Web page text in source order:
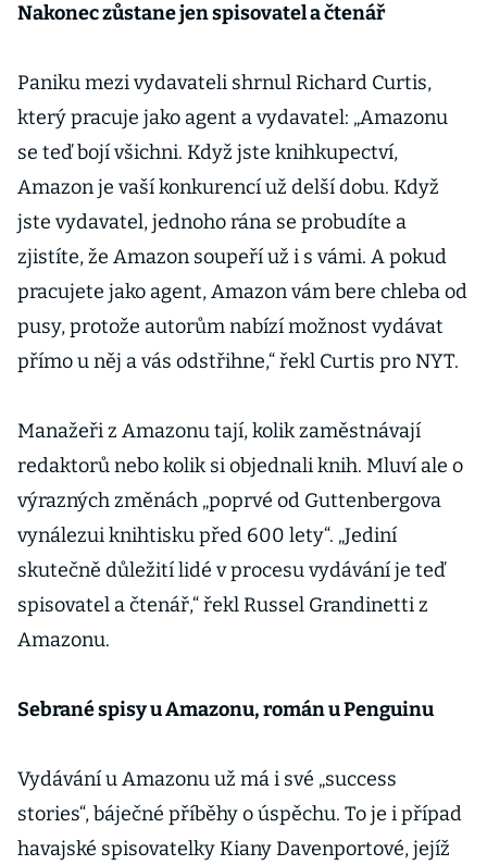
Nakonec zůstane jen spisovatel a čtenář
Paniku mezi vydavateli shrnul Richard Curtis,
který pracuje jako agent a vydavatel: „Amazonu
se teď bojí všichni. Když jste knihkupectví,
Amazon je vaší konkurencí už delší dobu. Když
jste vydavatel, jednoho rána se probudíte a
zjistíte, že Amazon soupeří už i s vámi. A pokud
pracujete jako agent, Amazon vám bere chleba od
pusy, protože autorům nabízí možnost vydávat
přímo u něj a vás odstřihne,“ řekl Curtis pro NYT.
Manažeři z Amazonu tají, kolik zaměstnávají
redaktorů nebo kolik si objednali knih. Mluví ale o
výrazných změnách „poprvé od Guttenbergova
vynálezui knihtisku před 600 lety“. „Jediní
skutečně důležití lidé v procesu vydávání je teď
spisovatel a čtenář,“ řekl Russel Grandinetti z
Amazonu.
Sebrané spisy u Amazonu, román u Penguinu
Vydávání u Amazonu už má i své „success
stories“, báječné příběhy o úspěchu. To je i případ
havajské spisovatelky Kiany Davenportové, jejíž